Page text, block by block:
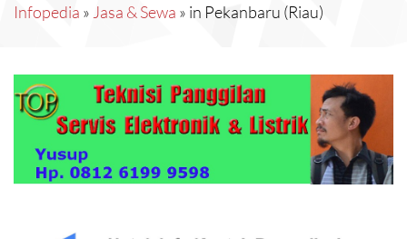
Infopedia » Jasa & Sewa » in Pekanbaru (Riau)